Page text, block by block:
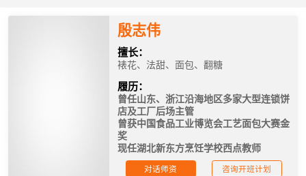
殷志伟
擅长：
裱花、法甜、面包、翻糖
履历：
曾任山东、浙江沿海地区多家大型连锁饼
店及工厂后场主管
曾获中国食品工业博览会工艺面包大赛金
奖
现任湖北新东方烹饪学校西点教师
对话师资 咨询开班计划